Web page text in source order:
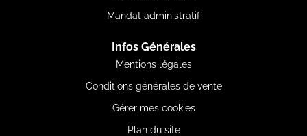
Mandat administratif
Infos Générales
Mentions légales
Conditions générales de vente
Gérer mes cookies
Plan du site